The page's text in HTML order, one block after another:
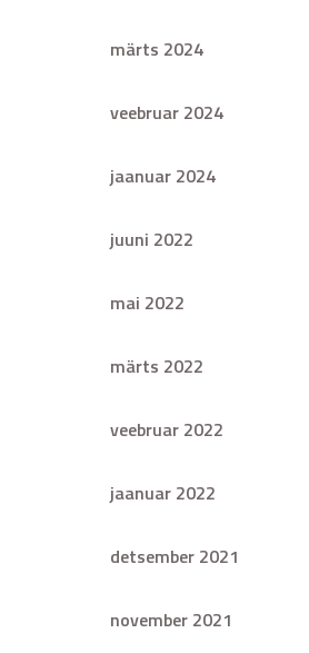
märts 2024
veebruar 2024
jaanuar 2024
juuni 2022
mai 2022
märts 2022
veebruar 2022
jaanuar 2022
detsember 2021
november 2021